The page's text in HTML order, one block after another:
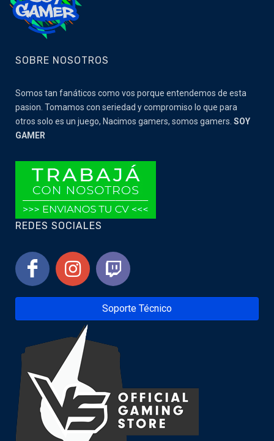
SOBRE NOSOTROS
Somos tan fanáticos como vos porque entendemos de esta
pasion. Tomamos con seriedad y compromiso lo que para
otros solo es un juego, Nacimos gamers, somos gamers. SOY
GAMER
REDES SOCIALES
Soporte Técnico